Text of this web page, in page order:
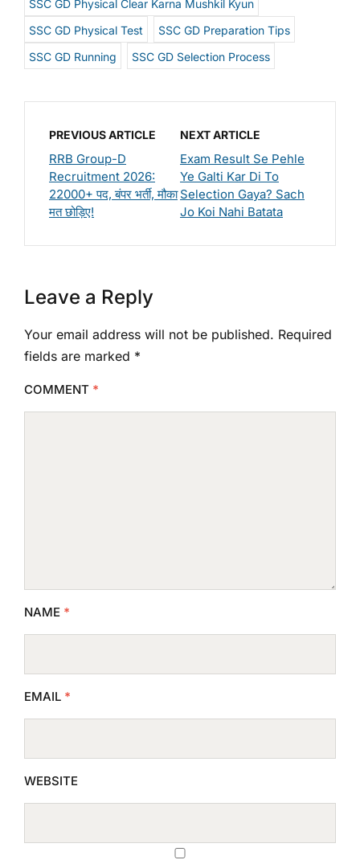
SSC GD Physical Clear Karna Mushkil Kyun
SSC GD Physical Test
SSC GD Preparation Tips
SSC GD Running
SSC GD Selection Process
PREVIOUS ARTICLE
RRB Group-D
Recruitment 2026:
22000+ पद, बंपर भर्ती, मौका
मत छोड़िए!
NEXT ARTICLE
Exam Result Se Pehle
Ye Galti Kar Di To
Selection Gaya? Sach
Jo Koi Nahi Batata
Leave a Reply
Your email address will not be published. Required
fields are marked *
COMMENT *
NAME *
EMAIL *
WEBSITE